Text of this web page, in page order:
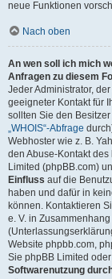
neue Funktionen
Nach oben
An wen soll ich mich
Anfragen zu diesem
Jeder Administrator,
geeigneter Kontakt für
sollten Sie den
„WHOIS“-Abfrage
Webhoster wie z. B.
den Abuse-Kontakt
Limited (phpBB.com)
Einfluss auf die
haben und dafür in
können. Kontaktieren
e. V. in
Website phpbb.com,
Sie phpBB Limited
Softwarenutzung